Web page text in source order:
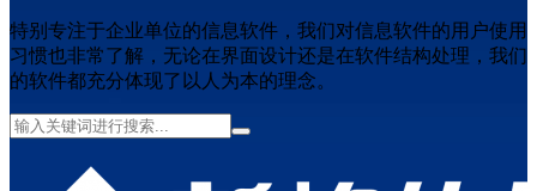
特别专注于企业单位的信息软件，我们对信息软件的用户使用
习惯也非常了解，无论在界面设计还是在软件结构处理，我们
的软件都充分体现了以人为本的理念。